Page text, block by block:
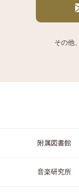
その他
附属図書館
音楽研究所